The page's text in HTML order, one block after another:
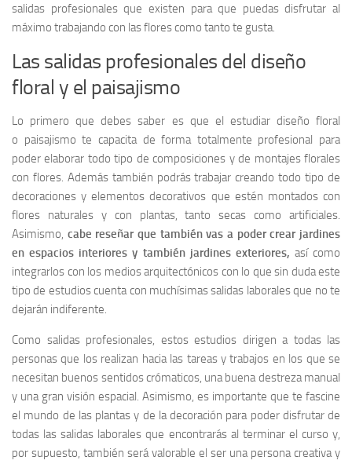
salidas profesionales que existen para que puedas disfrutar al
máximo trabajando con las flores como tanto te gusta.
Las salidas profesionales del diseño
floral y el paisajismo
Lo primero que debes saber es que el estudiar diseño floral
o paisajismo te capacita de forma totalmente profesional para
poder elaborar todo tipo de composiciones y de montajes florales
con flores. Además también podrás trabajar creando todo tipo de
decoraciones y elementos decorativos que estén montados con
flores naturales y con plantas, tanto secas como artificiales.
Asimismo, cabe reseñar que también vas a poder crear jardines
en espacios interiores y también jardines exteriores, así como
integrarlos con los medios arquitectónicos con lo que sin duda este
tipo de estudios cuenta con muchísimas salidas laborales que no te
dejarán indiferente.
Como salidas profesionales, estos estudios dirigen a todas las
personas que los realizan hacia las tareas y trabajos en los que se
necesitan buenos sentidos crómaticos, una buena destreza manual
y una gran visión espacial. Asimismo, es importante que te fascine
el mundo de las plantas y de la decoración para poder disfrutar de
todas las salidas laborales que encontrarás al terminar el curso y,
por supuesto, también será valorable el ser una persona creativa y